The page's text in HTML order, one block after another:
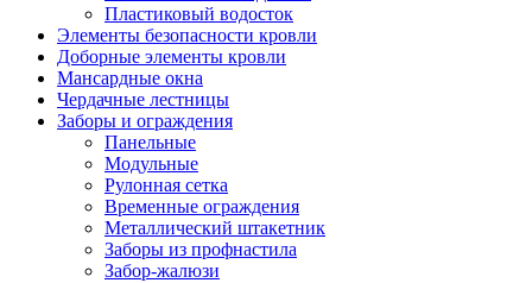
Пластиковый водосток
Элементы безопасности кровли
Доборные элементы кровли
Мансардные окна
Чердачные лестницы
Заборы и ограждения
Панельные
Модульные
Рулонная сетка
Временные ограждения
Металлический штакетник
Заборы из профнастила
Забор-жалюзи